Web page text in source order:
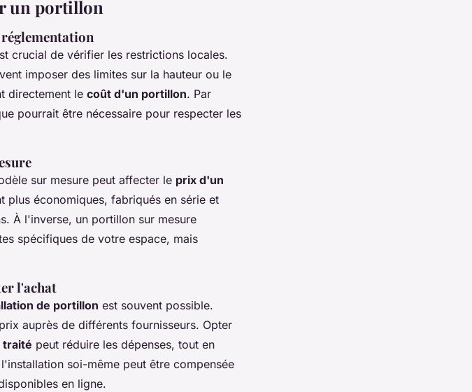
un portillon
réglementation
crucial de vérifier les restrictions locales.
imposer des limites sur la hauteur ou le
directement le coût d'un portillon. Par
pourrait être nécessaire pour respecter les
sur mesure peut affecter le prix d'un
plus économiques, fabriqués en série et
À l'inverse, un portillon sur mesure
spécifiques de votre espace, mais
l'achat
de portillon est souvent possible.
auprès de différents fournisseurs. Opter
traité peut réduire les dépenses, tout en
soi-même peut être compensée
en ligne.